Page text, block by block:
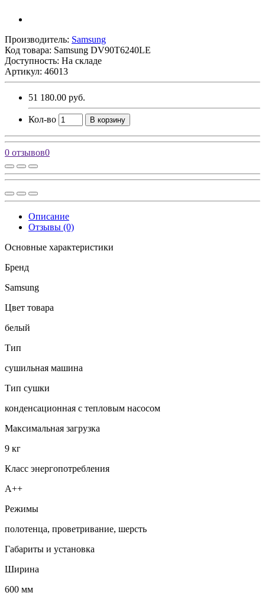
Производитель: Samsung
Код товара: Samsung DV90T6240LE
Доступность: На складе
Артикул: 46013
51 180.00 руб.
Кол-во В корзину
0 отзывов0
Описание
Отзывы (0)
Основные характеристики
Бренд
Samsung
Цвет товара
белый
Тип
сушильная машина
Тип сушки
конденсационная с тепловым насосом
Максимальная загрузка
9 кг
Класс энергопотребления
A++
Режимы
полотенца, проветривание, шерсть
Габариты и установка
Ширина
600 мм